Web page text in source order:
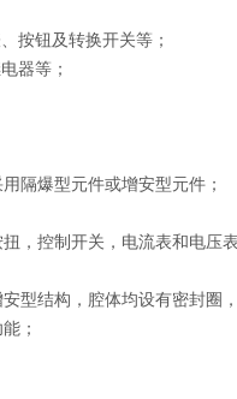
按钮及转换开关等；
器等；
隔爆型元件或增安型元件；
，控制开关，电流表和电压
型结构，腔体均设有密封圈
；